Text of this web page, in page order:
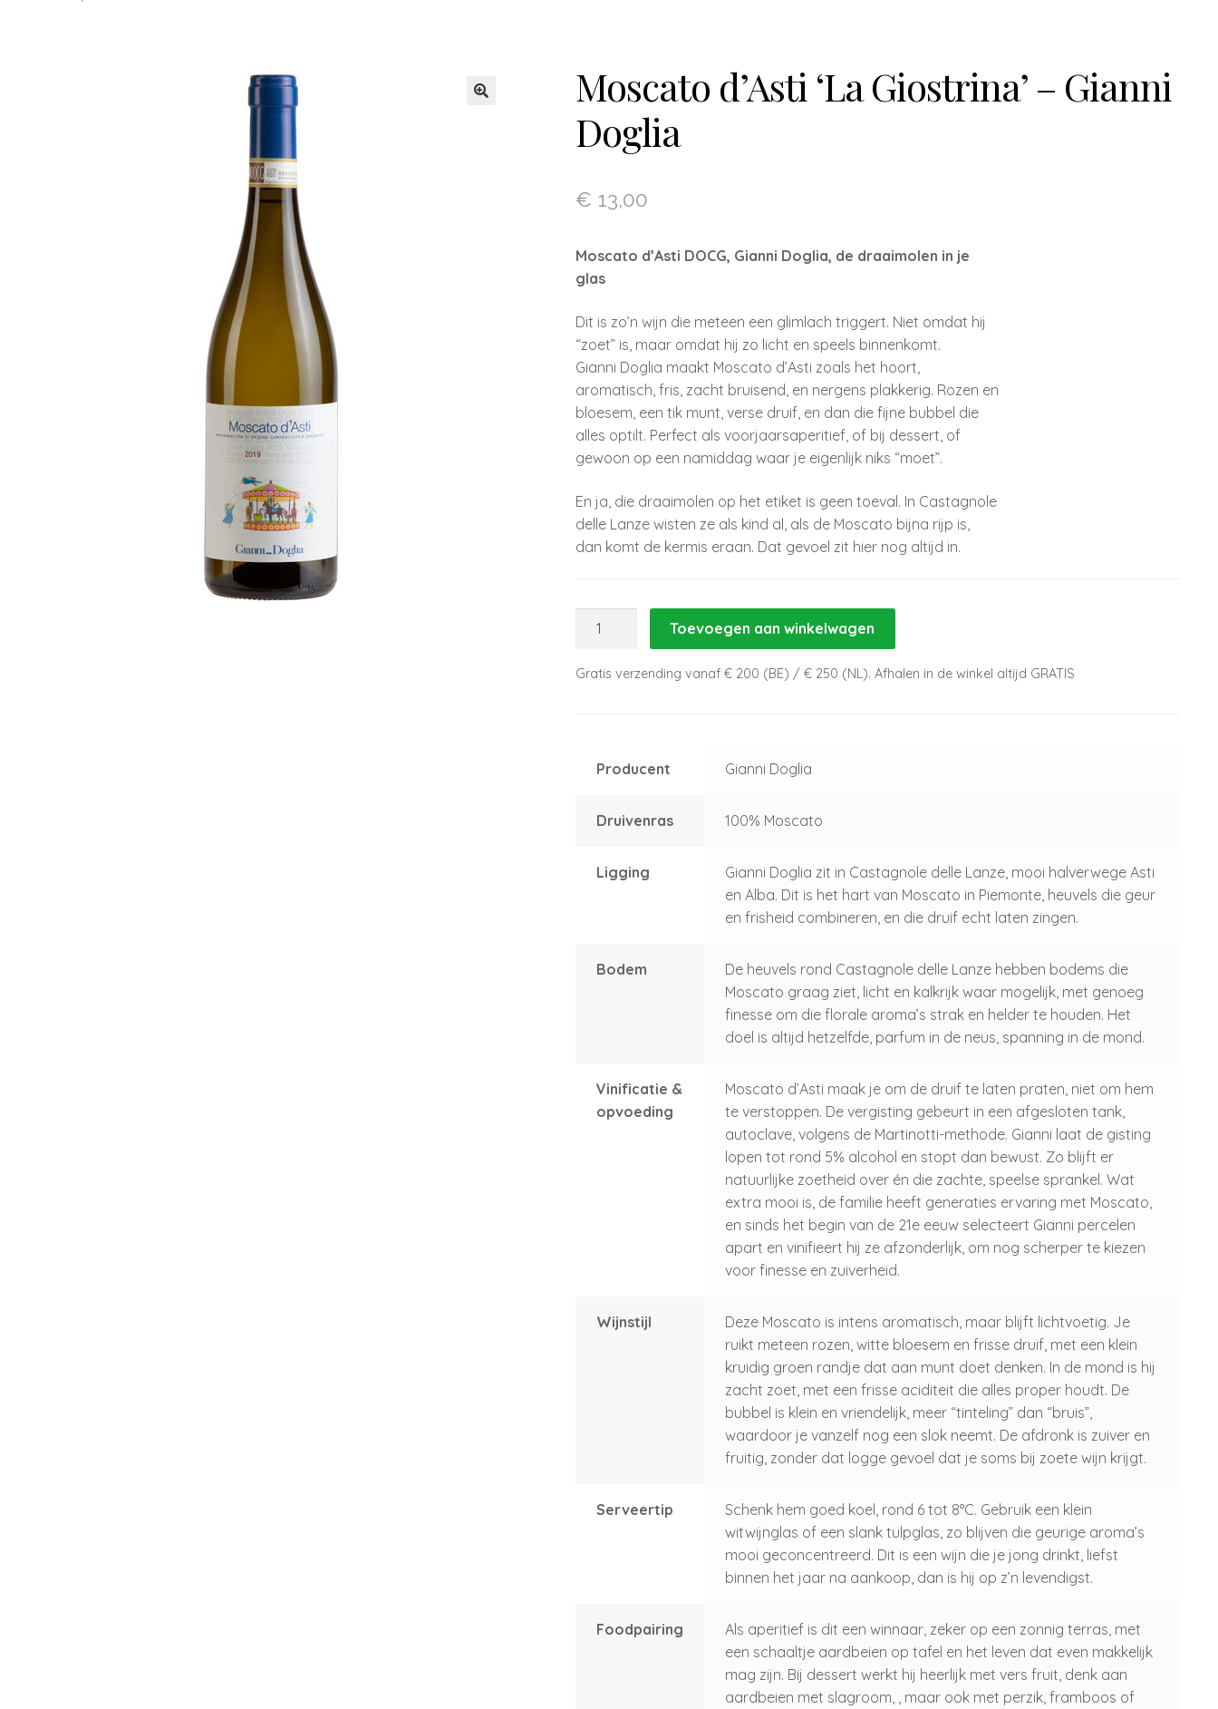
Moscato d’Asti ‘La Giostrina’ – Gianni
Doglia
€ 13,00
Moscato d’Asti DOCG, Gianni Doglia, de draaimolen in je
glas
Dit is zo’n wijn die meteen een glimlach triggert. Niet omdat hij
“zoet” is, maar omdat hij zo licht en speels binnenkomt.
Gianni Doglia maakt Moscato d’Asti zoals het hoort,
aromatisch, fris, zacht bruisend, en nergens plakkerig. Rozen en
bloesem, een tik munt, verse druif, en dan die fijne bubbel die
alles optilt. Perfect als voorjaarsaperitief, of bij dessert, of
gewoon op een namiddag waar je eigenlijk niks “moet”.
En ja, die draaimolen op het etiket is geen toeval. In Castagnole
delle Lanze wisten ze als kind al, als de Moscato bijna rijp is,
dan komt de kermis eraan. Dat gevoel zit hier nog altijd in.
Moscato
'La
aantal
Toevoegen aan winkelwagen
Gratis verzending vanaf € 200 (BE) / € 250 (NL). Afhalen in de winkel altijd GRATIS
Producent Gianni Doglia
Druivenras 100% Moscato
Ligging
Gianni Doglia zit in Castagnole delle Lanze, mooi halverwege Asti
en Alba. Dit is het hart van Moscato in Piemonte, heuvels die geur
en frisheid combineren, en die druif echt laten zingen.
Bodem
De heuvels rond Castagnole delle Lanze hebben bodems die
Moscato graag ziet, licht en kalkrijk waar mogelijk, met genoeg
finesse om die florale aroma’s strak en helder te houden. Het
doel is altijd hetzelfde, parfum in de neus, spanning in de mond.
Vinificatie &
opvoeding
Moscato d’Asti maak je om de druif te laten praten, niet om hem
te verstoppen. De vergisting gebeurt in een afgesloten tank,
autoclave, volgens de Martinotti-methode. Gianni laat de gisting
lopen tot rond 5% alcohol en stopt dan bewust. Zo blijft er
natuurlijke zoetheid over én die zachte, speelse sprankel. Wat
extra mooi is, de familie heeft generaties ervaring met Moscato,
en sinds het begin van de 21e eeuw selecteert Gianni percelen
apart en vinifieert hij ze afzonderlijk, om nog scherper te kiezen
voor finesse en zuiverheid.
Wijnstijl
Deze Moscato is intens aromatisch, maar blijft lichtvoetig. Je
ruikt meteen rozen, witte bloesem en frisse druif, met een klein
kruidig groen randje dat aan munt doet denken. In de mond is hij
zacht zoet, met een frisse aciditeit die alles proper houdt. De
bubbel is klein en vriendelijk, meer “tinteling” dan “bruis”,
waardoor je vanzelf nog een slok neemt. De afdronk is zuiver en
fruitig, zonder dat logge gevoel dat je soms bij zoete wijn krijgt.
Serveertip
Schenk hem goed koel, rond 6 tot 8°C. Gebruik een klein
witwijnglas of een slank tulpglas, zo blijven die geurige aroma’s
mooi geconcentreerd. Dit is een wijn die je jong drinkt, liefst
binnen het jaar na aankoop, dan is hij op z’n levendigst.
Foodpairing
Als aperitief is dit een winnaar, zeker op een zonnig terras, met
een schaaltje aardbeien op tafel en het leven dat even makkelijk
mag zijn. Bij dessert werkt hij heerlijk met vers fruit, denk aan
aardbeien met slagroom, , maar ook met perzik, framboos of